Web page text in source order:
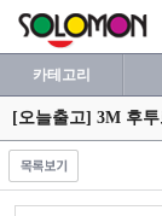
카테고리
[오늘출고] 3M 후